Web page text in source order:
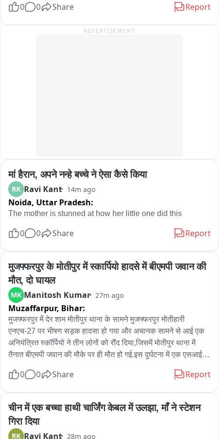
घर में अकेला पाकर आरोपी ने जबरदस्ती की, पीड़िता के कपड़े फाड़ दिए और
0 0 Share Report
ADVERTISEMENT
मां हैरान, अपने नन्हे बच्चे ने ऐसा कैसे किया
RK Ravi Kant 14m ago
Noida, Uttar Pradesh:
The mother is stunned at how her little one did this
0 0 Share Report
मुजफ्फरपुर के मोतीपुर में स्कार्पियो हादसे में बीएमपी जवान की
मौत, दो घायल
MK Manitosh Kumar 27m ago
Muzaffarpur, Bihar:
मुजफ्फरपुर में देर शाम मोतीपुर थाना के सामने मुजफ्फरपुर मोतीहारी
एनएच-27 पर भीषण सड़क हादसा हो गया और अचानक सामने से आई एक
अनियंत्रित स्कॉर्पियो ने तीन लोगों को रौंद दिया,जिसमें मोतीपुर थाना में
तैनात बीएमपी जवान की मौके पर ही मौत हो गई.इस दुर्घटना में एक एसआई
मच गई और घायलों को तत्काल ईलाज के लिए अस्पताल में भर्ती कराया गया
थाना में तैनात था.वहीं घायलों में मोतीपुर थाना में पदस्थापित एसआई धर्मेंद्र
कुमार और स्थानीय दुकानदार विनोद कुमार पटेल शामिल हैं.दोनों घायलों को
तत्काल इलाज के लिए अस्पताल ले जाया गया, जहां उनकी हालत नाजुक
बताई जा रही है.
0 0 Share Report
चीन में एक बच्चा हाथी चार्जिंग केबल में उलझा, माँ ने स्टेशन
गिरा दिया
RK Ravi Kant 28m ago